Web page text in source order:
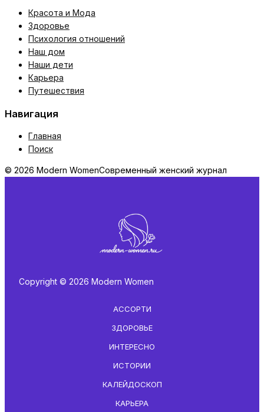
Красота и Мода
Здоровье
Психология отношений
Наш дом
Наши дети
Карьера
Путешествия
Навигация
Главная
Поиск
© 2026 Modern WomenСовременный женский журнал
Copyright © 2026 Modern Women
АССОРТИ
ЗДОРОВЬЕ
ИНТЕРЕСНО
ИСТОРИИ
КАЛЕЙДОСКОП
КАРЬЕРА